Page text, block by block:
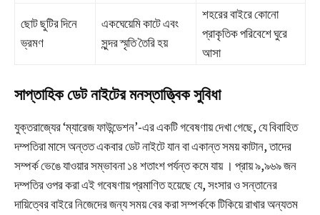
ছোট ছুটির দিনে
ভ্রমণ
একঘেয়েমি কাটে এবং
সুন্দর স্মৃতি তৈরি হয়
শহরের বাইরে কোনো
প্রাকৃতিক পরিবেশে ঘুরে
আসা
সাপ্তাহিক ডেট নাইটের মনস্তাত্ত্বিক সুবিধা
যুক্তরাজ্যের ‘ম্যারেজ ফাউন্ডেশন’-এর একটি গবেষণায় দেখা গেছে, যে বিবাহিত
দম্পতিরা মাসে অন্তত একবার ডেট নাইটে যান বা একান্ত সময় কাটান, তাদের
সম্পর্ক ভেঙে যাওয়ার সম্ভাবনা ১৪ শতাংশ পর্যন্ত কমে যায় । প্রায় ৯,৯৬৯ জন
দম্পতির ওপর করা এই গবেষণায় প্রমাণিত হয়েছে যে, সংসার ও সন্তানের
দায়িত্বের বাইরে নিজেদের জন্য সময় বের করা সম্পর্ককে টিকিয়ে রাখার অন্যতম